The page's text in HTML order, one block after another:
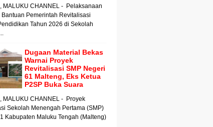
MALUKU CHANNEL - Pelaksanaan
Bantuan Pemerintah Revitalisasi
Tahun 2026 di Sekolah
Dugaan Material Bekas
Warnai Proyek
Revitalisasi SMP Negeri
61 Malteng, Eks Ketua
P2SP Buka Suara
MALUKU CHANNEL - Proyek
Sekolah Menengah Pertama (SMP)
Kabupaten Maluku Tengah (Malteng)